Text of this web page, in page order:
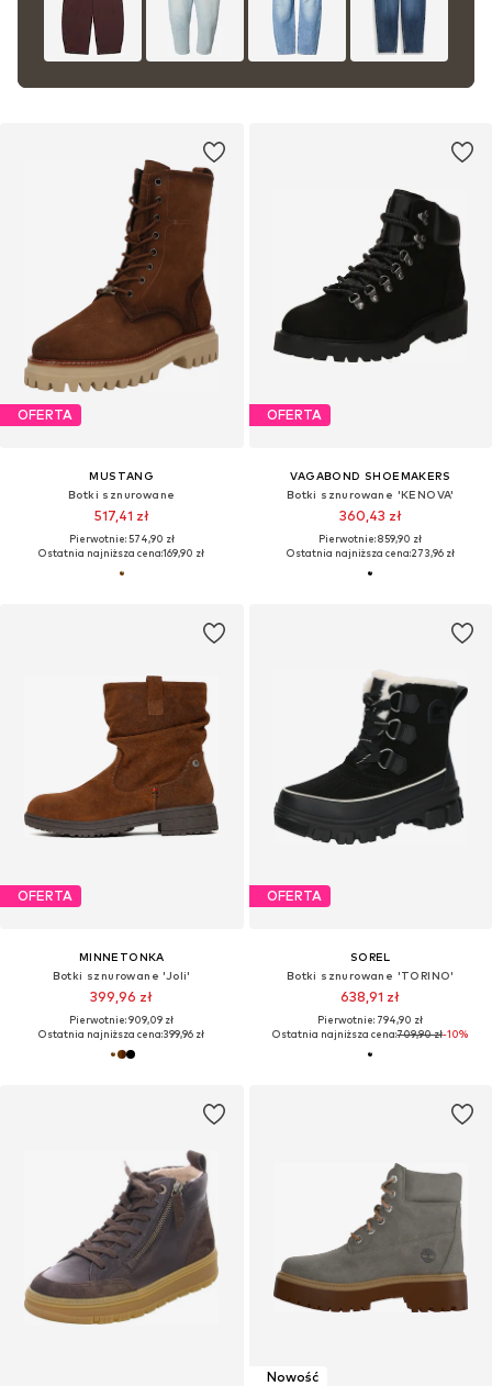
OFERTA
MUSTANG
Botki sznurowane
517,41 zł
Pierwotnie: 574,90 zł
Ostatnia najniższa cena:169,90 zł
OFERTA
VAGABOND SHOEMAKERS
Botki sznurowane 'KENOVA'
360,43 zł
Pierwotnie: 859,90 zł
Ostatnia najniższa cena:273,96 zł
OFERTA
MINNETONKA
Botki sznurowane 'Joli'
399,96 zł
Pierwotnie: 909,09 zł
Ostatnia najniższa cena:399,96 zł
OFERTA
SOREL
Botki sznurowane 'TORINO'
638,91 zł
Pierwotnie: 794,90 zł
Ostatnia najniższa cena:709,90 zł-10%
Nowość